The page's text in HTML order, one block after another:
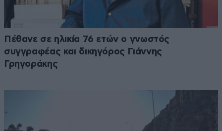
Πέθανε σε ηλικία 76 ετών ο γνωστός
συγγραφέας και δικηγόρος Γιάννης
Γρηγοράκης